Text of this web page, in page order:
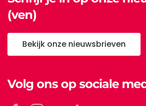
(ven)
Bekijk onze nieuwsbrieven
Volg ons op sociale